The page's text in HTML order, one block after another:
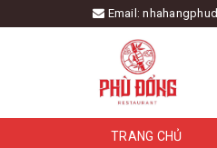
Email:
TRANG CHỦ